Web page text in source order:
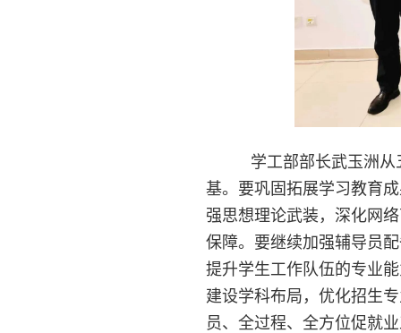
学工部部长武玉洲从
基。要巩固拓展学习教育
强思想理论武装，深化网
保障。要继续加强辅导员
提升学生工作队伍的专业
建设学科布局，优化招生
员、全过程、全方位促就